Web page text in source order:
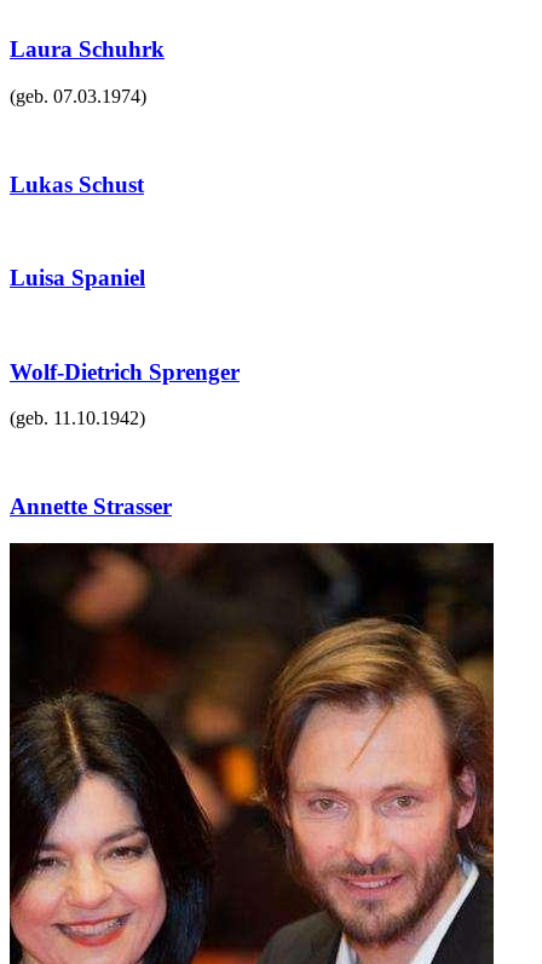
Laura Schuhrk
(geb. 07.03.1974)
Lukas Schust
Luisa Spaniel
Wolf-Dietrich Sprenger
(geb. 11.10.1942)
Annette Strasser